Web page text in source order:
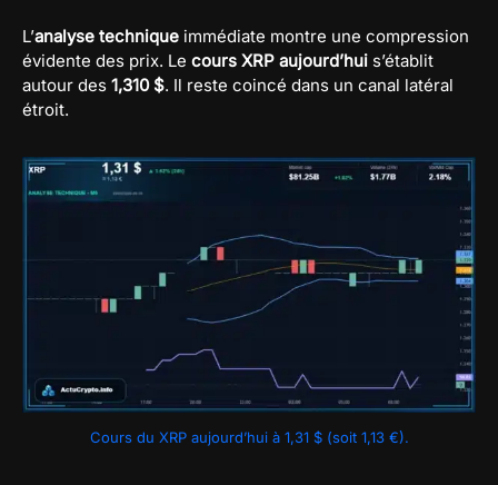
L’analyse technique immédiate montre une compression
évidente des prix. Le cours XRP aujourd’hui s’établit
autour des 1,310 $. Il reste coincé dans un canal latéral
étroit.
Cours du XRP aujourd’hui à 1,31 $ (soit 1,13 €).